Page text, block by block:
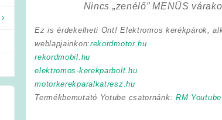
Nincs „zenélő” MENÜS
Ez is érdekelheti Önt! Elektromos kerékpárok,
weblapjainkon:rekordmotor.hu
rekordmobil.hu
elektromos-kerekparbolt.hu
motorkerekparalkatresz.hu
Termékbemutató Yotube csatornánk: RM